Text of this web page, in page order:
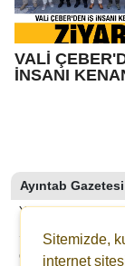
VALİ
İNSANI
Ayıntab Gazetesi
YAZARLAR
SON DAKİKA
GALERİLER
Sitemizde,
internet